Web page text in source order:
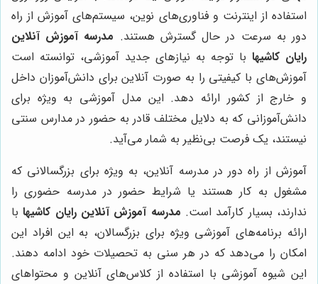
استفاده از اینترنت و فناوری‌های نوین، سیستم‌های آموزش از راه
دور به سرعت در حال گسترش هستند. مدرسه آموزش آنلاین
رایان کاشیها با توجه به نیازهای جدید آموزشی، توانسته است
آموزش‌های با کیفیتی را به صورت آنلاین برای دانش‌آموزان داخل
و خارج از کشور ارائه دهد. این مدل آموزشی به ویژه برای
دانش‌آموزانی که به دلایل مختلف قادر به حضور در مدارس سنتی
نیستند، یک فرصت بی‌نظیر به شمار می‌آید.
آموزش از راه دور در مدرسه آنلاین، به ویژه برای بزرگسالانی که
مشغول به کار هستند یا شرایط حضور در مدرسه حضوری را
ندارند، بسیار کارآمد است. مدرسه آموزش آنلاین رایان کاشیهابا
ارائه برنامه‌های آموزشی ویژه برای بزرگسالان، به این افراد این
امکان را می‌دهد که در هر سنی به تحصیلات خود ادامه دهند.
این شیوه آموزشی با استفاده از کلاس‌های آنلاین و محتواهای